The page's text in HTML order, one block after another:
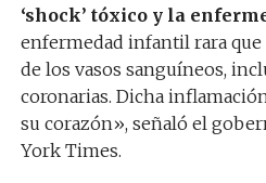
‘shock’ tóxico y la
enfermedad infantil rara
de los vasos sanguíneos,
coronarias. Dicha
su corazón», señaló el
York Times.